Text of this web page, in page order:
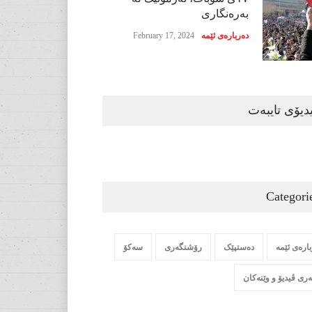
بەرەنگاری
دەربارەی ئێمە February 17, 2024
تایبەت
ئێمە دەستپێک رۆشنگەری سەکۆ
ڤیدیۆ و وێنەکان